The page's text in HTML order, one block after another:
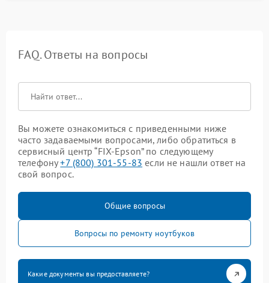
FAQ. Ответы на вопросы
Вы можете ознакомиться с приведенными ниже
часто задаваемыми вопросами, либо обратиться в
сервисный центр “FIX-Epson” по следующему
телефону+7 (800) 301-55-83 если не нашли ответ на
свой вопрос.
Общие вопросы
Вопросы по ремонту ноутбуков
Какие документы вы предоставляете?